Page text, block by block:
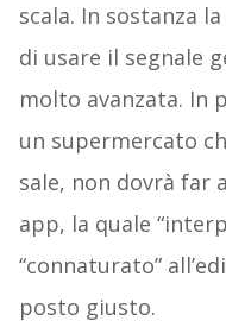
scala. In sostanza
di usare il segnale
molto avanzata. In
un supermercato
sale, non dovrà far
app, la quale
“connaturato”
posto giusto.